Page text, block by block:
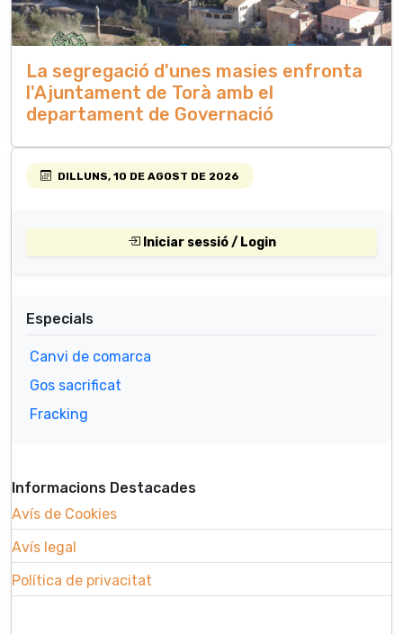
La segregació d'unes masies enfronta
l'Ajuntament de Torà amb el
departament de Governació
DILLUNS, 10 DE AGOST DE 2026
Iniciar sessió / Login
Especials
Canvi de comarca
Gos sacrificat
Fracking
Informacions Destacades
Avís de Cookies
Avís legal
Política de privacitat